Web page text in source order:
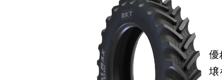
優
壌